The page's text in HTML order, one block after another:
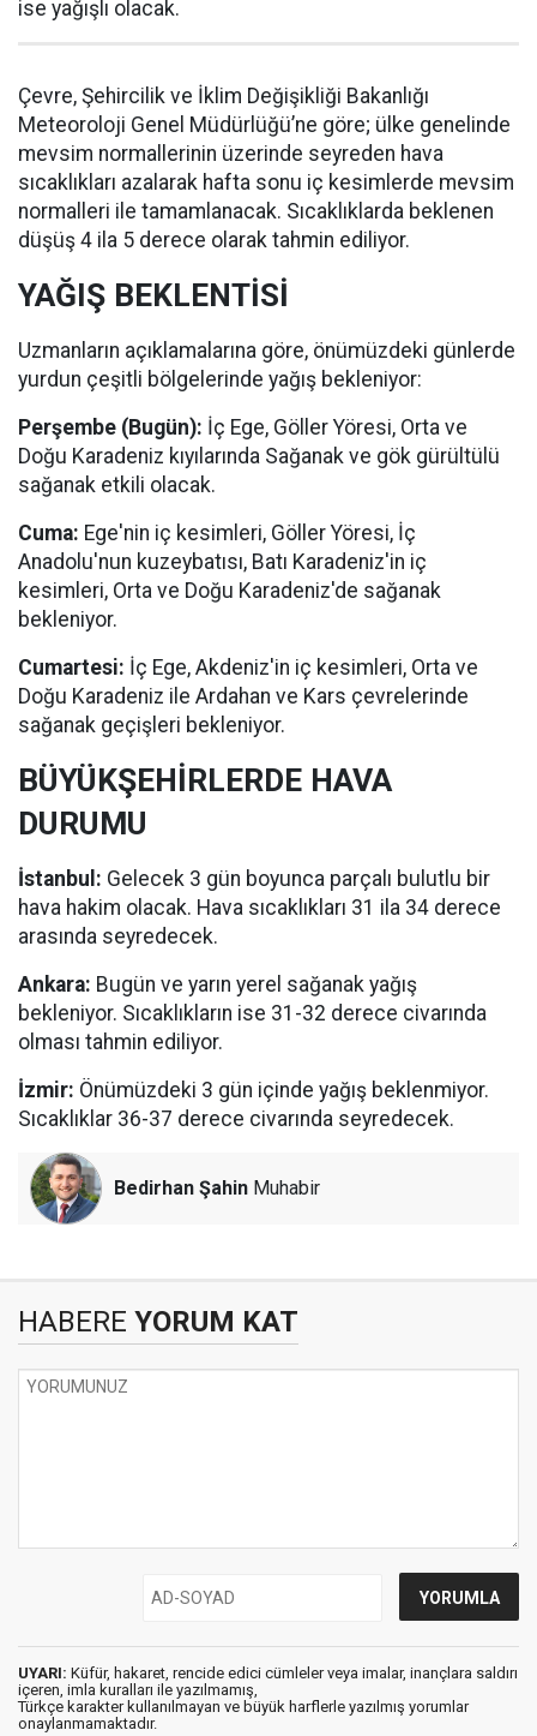
ise yağışlı olacak.
Çevre, Şehircilik ve İklim Değişikliği Bakanlığı
Meteoroloji Genel Müdürlüğü’ne göre; ülke genelinde
mevsim normallerinin üzerinde seyreden hava
sıcaklıkları azalarak hafta sonu iç kesimlerde mevsim
normalleri ile tamamlanacak. Sıcaklıklarda beklenen
düşüş 4 ila 5 derece olarak tahmin ediliyor.
YAĞIŞ BEKLENTİSİ
Uzmanların açıklamalarına göre, önümüzdeki günlerde
yurdun çeşitli bölgelerinde yağış bekleniyor:
Perşembe (Bugün): İç Ege, Göller Yöresi, Orta ve
Doğu Karadeniz kıyılarında Sağanak ve gök gürültülü
sağanak etkili olacak.
Cuma: Ege'nin iç kesimleri, Göller Yöresi, İç
Anadolu'nun kuzeybatısı, Batı Karadeniz'in iç
kesimleri, Orta ve Doğu Karadeniz'de sağanak
bekleniyor.
Cumartesi: İç Ege, Akdeniz'in iç kesimleri, Orta ve
Doğu Karadeniz ile Ardahan ve Kars çevrelerinde
sağanak geçişleri bekleniyor.
BÜYÜKŞEHİRLERDE HAVA
DURUMU
İstanbul: Gelecek 3 gün boyunca parçalı bulutlu bir
hava hakim olacak. Hava sıcaklıkları 31 ila 34 derece
arasında seyredecek.
Ankara: Bugün ve yarın yerel sağanak yağış
bekleniyor. Sıcaklıkların ise 31-32 derece civarında
olması tahmin ediliyor.
İzmir: Önümüzdeki 3 gün içinde yağış beklenmiyor.
Sıcaklıklar 36-37 derece civarında seyredecek.
Bedirhan Şahin Muhabir
HABERE YORUM KAT
UYARI: Küfür, hakaret, rencide edici cümleler veya imalar, inançlara saldırı
içeren, imla kuralları ile yazılmamış,
Türkçe karakter kullanılmayan ve büyük harflerle yazılmış yorumlar
onaylanmamaktadır.